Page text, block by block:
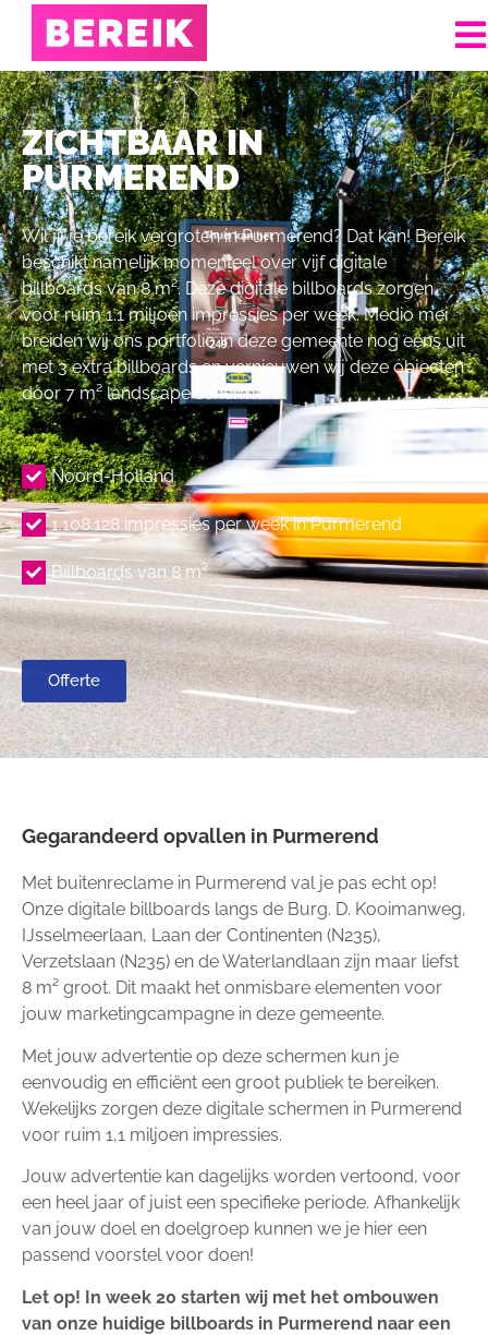
ZICHTBAAR IN
PURMEREND
Wil jij je bereik vergroten in Purmerend? Dat kan! Bereik
beschikt namelijk momenteel over vijf digitale
billboards van 8 m². Deze digitale billboards zorgen
voor ruim 1.1 miljoen impressies per week. Medio mei
breiden wij ons portfolio in deze gemeente nog eens uit
met 3 extra billboards en vernieuwen wij deze objecten
door 7 m² landscape schermen.
Noord-Holland
1.108.128 impressies per week in Purmerend
Billboards van 8 m²
Offerte
Gegarandeerd opvallen in Purmerend
Met buitenreclame in Purmerend val je pas echt op!
Onze digitale billboards langs de Burg. D. Kooimanweg,
IJsselmeerlaan, Laan der Continenten (N235),
Verzetslaan (N235) en de Waterlandlaan zijn maar liefst
8 m² groot. Dit maakt het onmisbare elementen voor
jouw marketingcampagne in deze gemeente.
Met jouw advertentie op deze schermen kun je
eenvoudig en efficiënt een groot publiek te bereiken.
Wekelijks zorgen deze digitale schermen in Purmerend
voor ruim 1,1 miljoen impressies.
Jouw advertentie kan dagelijks worden vertoond, voor
een heel jaar of juist een specifieke periode. Afhankelijk
van jouw doel en doelgroep kunnen we je hier een
passend voorstel voor doen!
Let op! In week 20 starten wij met het ombouwen
van onze huidige billboards in Purmerend naar een